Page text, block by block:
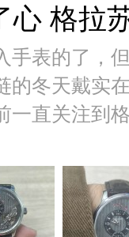
心 格拉
手表的了，
的冬天戴实
一直关注到